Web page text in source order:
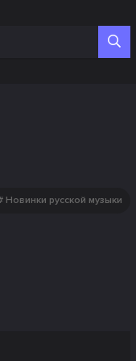
Новинки русской музыки